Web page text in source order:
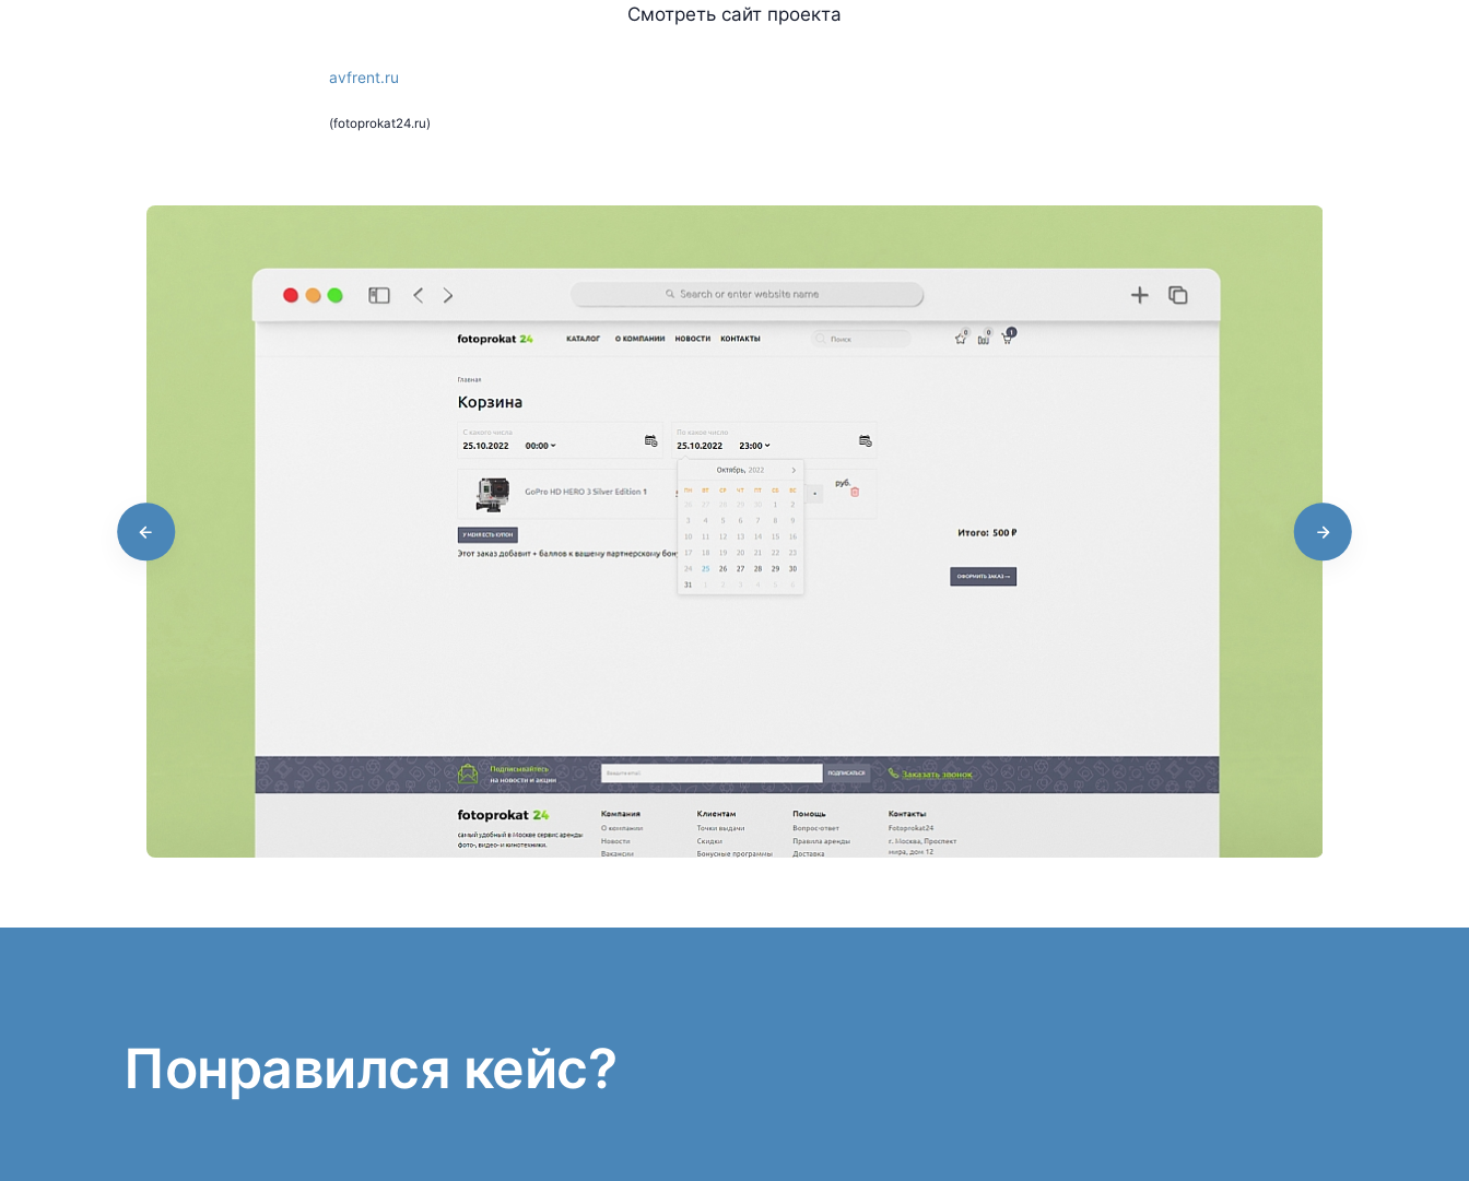
Смотреть сайт проекта
avfrent.ru
(fotoprokat24.ru)
Понравился кейс?